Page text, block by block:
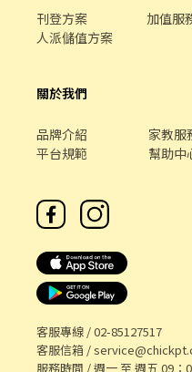
刊登方案 加值服
人派儲值方案
關於我們
品牌介紹 家教服
平台規範
幫助中
客服專線 /02-85127517
客服信箱 /
服務時間 / 週一 至 週五 09：